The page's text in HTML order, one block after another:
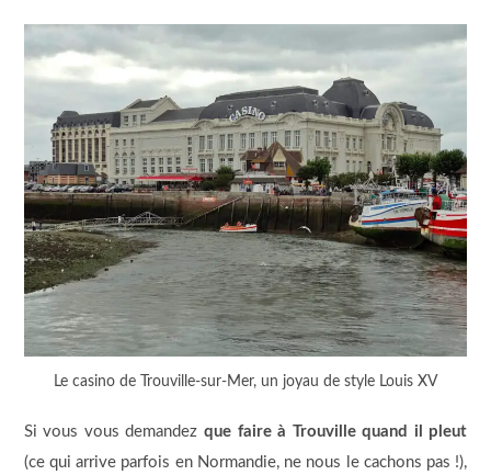
Le casino de Trouville-sur-Mer, un joyau de style Louis XV
Si vous vous demandez que faire à Trouville quand il pleut
(ce qui arrive parfois en Normandie, ne nous le cachons pas !),